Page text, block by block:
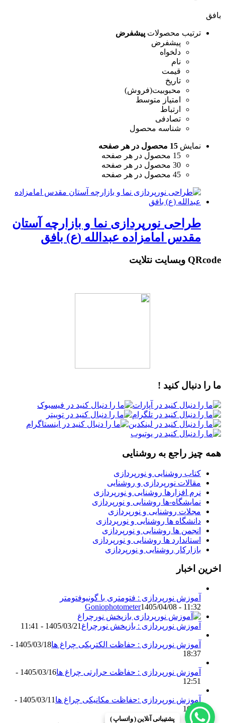
بافق
ترتیب محصولات پیشفرض
پیشفرض
دلخواه
نام
قیمت
تاریخ
محبوبیت(فروش)
امتیاز متوسط
ارتباط
تصادفی
شناسه محصول
نمایش 15 محصول در هر صفحه
15 محصول در هر صفحه
30 محصول در هر صفحه
45 محصول در هر صفحه
طراحی نورپردازی نما و بازارچه آستان
مقدس امامزاده عبدالله (ع) بافق
QRcode وبسایت نتلایت
ما را دنبال کنید !
همه چیز راجع به روشنایی
کتاب روشنایی و نورپردازی
مقالات نورپردازی و روشنایی
نرم افزارها روشنایی و نورپردازی
نمایشگاه-ها روشنایی و نورپردازی
مجلات روشنایی و نورپردازی
دانشگاه ها روشنایی و نورپردازی
انجمن ها روشنایی و نورپردازی
استاندارد ها روشنایی و نورپردازی
بازارکار روشنایی و نورپردازی
اخرین اخبار
آموزش نورپردازی : فتومتری با گونیوفتومتر
Goniophotometer1405/04/08 - 11:32
آموزش نورپردازی : بازپخش نورچراغ 1405/03/21 - 11:41
آموزش نورپردازی : حفاظت الکتریکی چراغ ها
1405/03/18 -
18:37
آموزش نورپردازی : حفاظت حرارتی چراغ ها
1405/03/16 -
12:51
آموزش نورپردازی :حفاظت مکانیکی چراغ ها
1405/03/11 -
16:13
پشتیبانی آنلاین ( واتساپ )